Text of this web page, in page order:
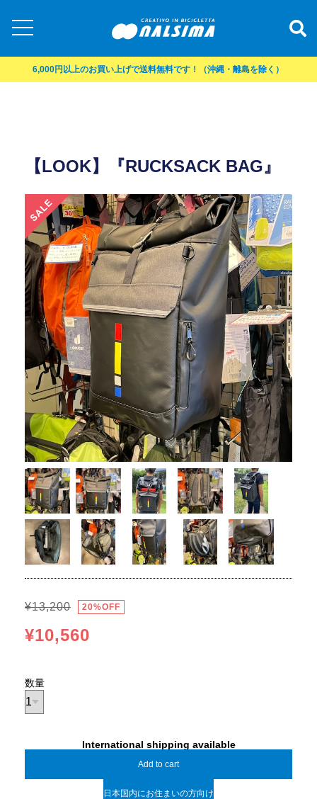
6,000円以上のお買い上げで送料無料です！（沖縄・離島を除く）
【LOOK】『RUCKSACK BAG』
¥13,200 20%OFF
¥10,560
数量
International shipping available
Add to cart
日本国内にお住まいの方向け